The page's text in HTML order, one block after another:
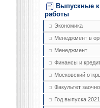
Выпускные
работы
Экономика
Менеджмент в
Менеджмент
Финансы и
Московский
Факультет
Год выпуска 2021